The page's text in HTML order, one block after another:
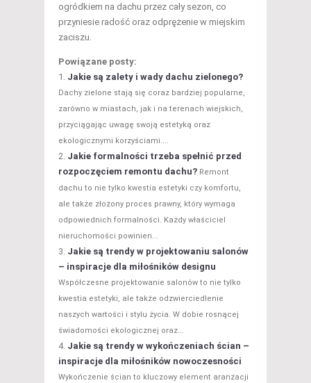
ogródkiem na dachu przez cały sezon, co
przyniesie radość oraz odprężenie w miejskim
zaciszu.
Powiązane posty:
Jakie są zalety i wady dachu zielonego?
Dachy zielone stają się coraz bardziej popularne,
zarówno w miastach, jak i na terenach wiejskich,
przyciągając uwagę swoją estetyką oraz
ekologicznymi korzyściami....
Jakie formalności trzeba spełnić przed
rozpoczęciem remontu dachu? Remont
dachu to nie tylko kwestia estetyki czy komfortu,
ale także złożony proces prawny, który wymaga
odpowiednich formalności. Każdy właściciel
nieruchomości powinien...
Jakie są trendy w projektowaniu salonów
– inspiracje dla miłośników designu
Współczesne projektowanie salonów to nie tylko
kwestia estetyki, ale także odzwierciedlenie
naszych wartości i stylu życia. W dobie rosnącej
świadomości ekologicznej oraz...
Jakie są trendy w wykończeniach ścian –
inspiracje dla miłośników nowoczesności
Wykończenie ścian to kluczowy element aranżacji